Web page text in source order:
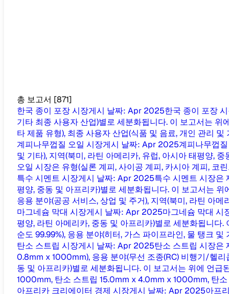
총 보고서 [871]
한국 종이 포장 시장게시 날짜: Apr 2025한국 종이 포장
기타 최종 사용자 산업)별로 세분화됩니다. 이 보고서는 위
타 제품 유형), 최종 사용자 산업(식품 및 음료, 개인 관리
계피나무껍질 오일 시장게시 날짜: Apr 2025계피나무껍
및 기타), 지역(북미, 라틴 아메리카, 유럽, 아시아 태평양,
오일 시장은 유형(실론 계피, 사이공 계피, 카시아 계피, 코
특수 시멘트 시장게시 날짜: Apr 2025특수 시멘트 시장은
평양, 중동 및 아프리카)별로 세분화됩니다. 이 보고서는
응용 분야(공공 서비스, 상업 및 주거), 지역(북미, 라틴 아메
마그네슘 막대 시장게시 날짜: Apr 2025마그네슘 막대 시
평양, 라틴 아메리카, 중동 및 아프리카)별로 세분화됩니다
순도 99.99%), 응용 분야(히터, 가스 파이프라인, 물 탱크 및
탄소 스트립 시장게시 날짜: Apr 2025탄소 스트립 시장
0.8mm x 1000mm), 응용 분야(무선 조종(RC) 비행기/헬리
동 및 아프리카)별로 세분화됩니다. 이 보고서는 위에 언급
1000mm, 탄소 스트립 15.0mm x 4.0mm x 1000mm, 탄
아프리카 크리에이터 경제 시장게시 날짜: Apr 2025아프